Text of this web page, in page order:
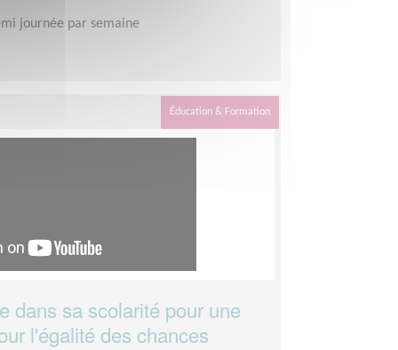
journée par semaine
Éducation & Formation
dans sa scolarité pour une
l'égalité des chances